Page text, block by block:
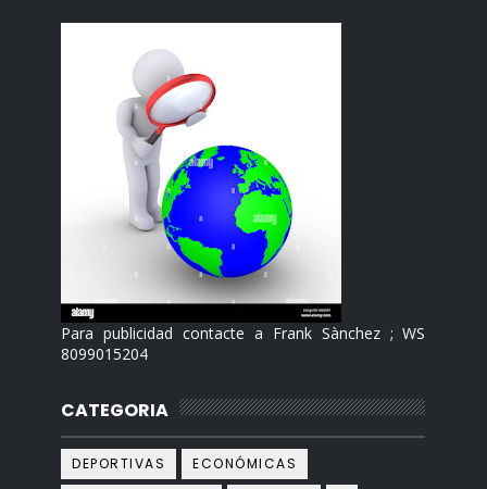
Para publicidad contacte a Frank Sànchez ; WS
8099015204
CATEGORIA
DEPORTIVAS
ECONÓMICAS